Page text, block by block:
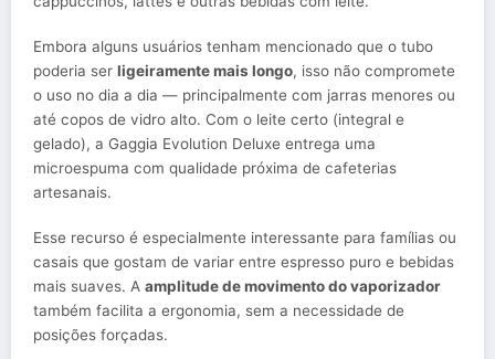
Embora alguns usuários tenham mencionado que o tubo
poderia ser ligeiramente mais longo, isso não compromete
o uso no dia a dia — principalmente com jarras menores ou
até copos de vidro alto. Com o leite certo (integral e
gelado), a Gaggia Evolution Deluxe entrega uma
microespuma com qualidade próxima de cafeterias
artesanais.
Esse recurso é especialmente interessante para famílias ou
casais que gostam de variar entre espresso puro e bebidas
mais suaves. A amplitude de movimento do vaporizador
também facilita a ergonomia, sem a necessidade de
posições forçadas.